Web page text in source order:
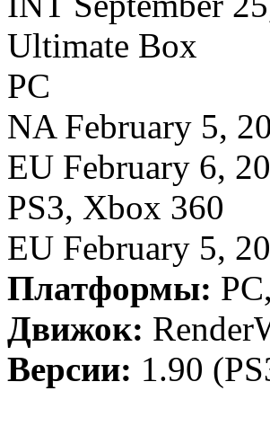
Ultimate Box
PC
NA February 5,
EU February 6,
PS3, Xbox 360
EU February 5,
Платформы:
Движок:
Версии: 1.90